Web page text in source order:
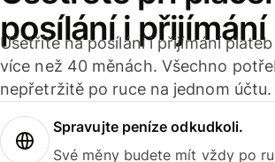
posílání i
Ušetříte na posílání i přijímání
více než 40 měnách. Všechno
nepřetržitě po ruce na jednom účtu.
Spravujte peníze odkudkoli.
Své měny budete mít vždy po